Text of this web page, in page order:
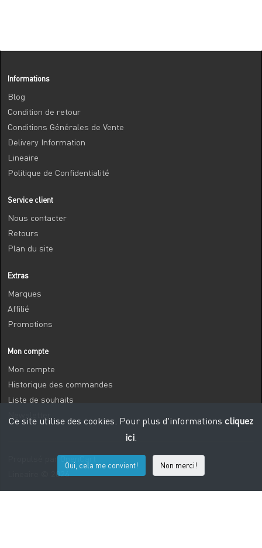
Informations
Blog
Condition de retour
Conditions Générales de Vente
Delivery Information
Lineaire
Politique de Confidentialité
Service client
Nous contacter
Retours
Plan du site
Extras
Marques
Affilié
Promotions
Mon compte
Mon compte
Historique des commandes
Liste de souhaits
Propulsé par
Lineaire © 2026
Ce site utilise des cookies. Pour plus d'informations cliquez
ici.
Oui, cela me convient! Non merci!